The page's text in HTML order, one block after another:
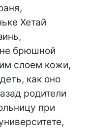
Хетай
брюшной
слоем кожи,
как оно
родители
при